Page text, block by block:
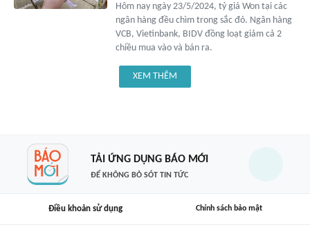
Hôm nay ngày 23/5/2024, tỷ giá Won tại các
ngân hàng đều chìm trong sắc đỏ. Ngân hàng
VCB, Vietinbank, BIDV đồng loạt giảm cả 2
chiều mua vào và bán ra.
XEM THÊM
TẢI ỨNG DỤNG BÁO MỚI
ĐỂ KHÔNG BỎ SÓT TIN TỨC
Điều khoản sử dụng Chính sách bảo mật